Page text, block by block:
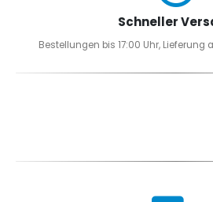
Schneller
Bestellungen bis 17:00 Uhr,